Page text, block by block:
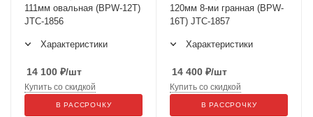
111мм овальная (BPW-12T)
JTC-1856
Характеристики
14 100 ₽/шт
Купить со скидкой
В РАССРОЧКУ
120мм 8-ми гранная (BPW-
16T) JTC-1857
Характеристики
14 400 ₽/шт
Купить со скидкой
В РАССРОЧКУ